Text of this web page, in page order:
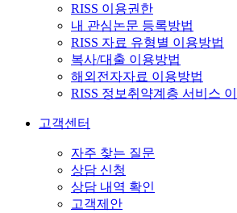
RISS 이용권한
내 관심논문 등록방법
RISS 자료 유형별 이용방법
복사/대출 이용방법
해외전자자료 이용방법
RISS 정보취약계층 서비스
고객센터
자주 찾는 질문
상담 신청
상담 내역 확인
고객제안